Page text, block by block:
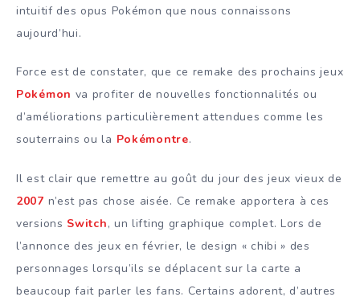
intuitif des opus Pokémon que nous connaissons
aujourd’hui.
Force est de constater, que ce remake des prochains jeux
Pokémon va profiter de nouvelles fonctionnalités ou
d’améliorations particulièrement attendues comme les
souterrains ou la Pokémontre.
Il est clair que remettre au goût du jour des jeux vieux de
2007 n’est pas chose aisée. Ce remake apportera à ces
versions Switch, un lifting graphique complet. Lors de
l’annonce des jeux en février, le design « chibi » des
personnages lorsqu’ils se déplacent sur la carte a
beaucoup fait parler les fans. Certains adorent, d’autres